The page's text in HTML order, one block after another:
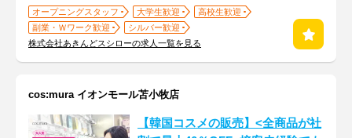
オープニングスタッフ 大学生歓迎
高校生歓迎
副業・Ｗワーク歓迎
シルバー歓迎
株式会社あきんどスシローの求人一覧を見る
cos:mura イオンモール苫小牧店
【韓国コスメの販売】<全商品が社